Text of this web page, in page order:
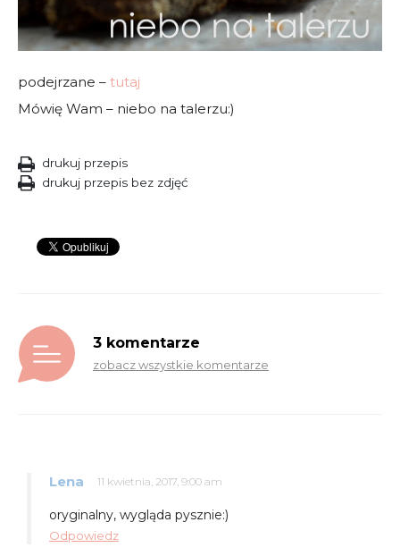
podejrzane – tutaj
Mówię Wam – niebo na talerzu:)
drukuj przepis
drukuj przepis bez zdjęć
3 komentarze
zobacz wszystkie komentarze
Lena 11 kwietnia, 2017, 9:00 am
oryginalny, wygląda pysznie:)
Odpowiedz